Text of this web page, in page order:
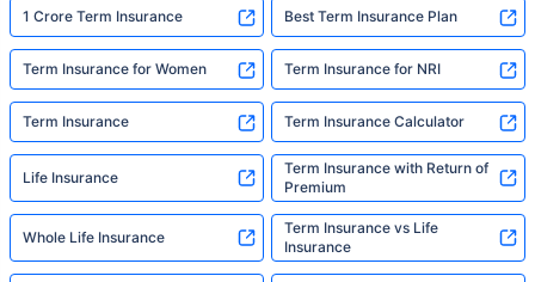
1 Crore Term Insurance Best Term Insurance Plan
Term Insurance for Women Term Insurance for NRI
Term Insurance Term Insurance Calculator
Life Insurance
Term Insurance with Return of
Premium
Whole Life Insurance
Term Insurance vs Life
Insurance